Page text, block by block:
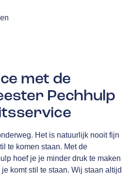
met de
Pechhulp
Het is natuurlijk nooit fijn
te komen staan. Met de
hoef je je minder druk te maken
komt stil te staan. Wij staan altijd